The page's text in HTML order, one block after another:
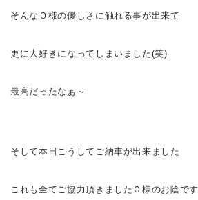
そんなＯ様の優しさに触れる事が出来て
更に大好きになってしまいました(笑)
最高だったなぁ～
そして本日こうしてご納車が出来ました
これも全てご協力頂きましたＯ様のお陰です